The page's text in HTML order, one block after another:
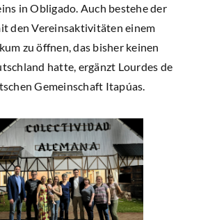
in Obligado. Auch bestehe der
den Vereinsaktivitäten einem
zu öffnen, das bisher keinen
hatte, ergänzt Lourdes de
Gemeinschaft Itapúas.